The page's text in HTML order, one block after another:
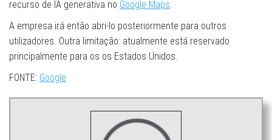
recurso de IA generativa no Google Maps.
A empresa irá então abri-lo posteriormente para outros
utilizadores. Outra limitação: atualmente está reservado
principalmente para os os Estados Unidos.
FONTE: Google